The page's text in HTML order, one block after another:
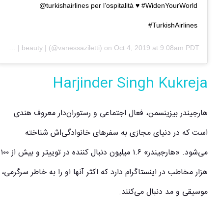
@turkishairlines per l’ospitalità ♥️ #WidenYourWorld
#TurkishAirlines
VANESSA | fashion | beauty | (@vanessaziletti) onOct 4, 2019 at 9:08am PDT
Harjinder Singh Kukreja
هارجیندر بیزینسمن، فعال اجتماعی و رستوران‌دار معروف هندی
است که در دنیای مجازی به سفرهای خانوادگی‌اش شناخته
می‌شود. «هارجیندر» ۱.۶ میلیون دنبال کننده در توییتر و بیش از ۱۰۰
هزار مخاطب در اینستاگرام دارد که اکثر آنها او را به خاطر سرگرمی،
موسیقی و مد دنبال می‌کنند.